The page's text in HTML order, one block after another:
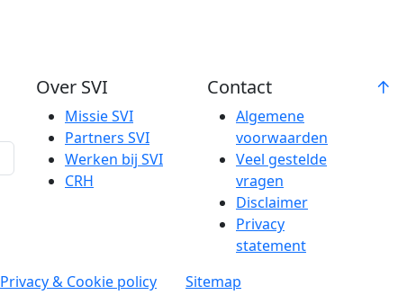
Over SVI
Missie SVI
Partners SVI
Werken bij SVI
CRH
Contact
Algemene
voorwaarden
Veel gestelde
vragen
Disclaimer
Privacy
statement
Privacy & Cookie policy Sitemap